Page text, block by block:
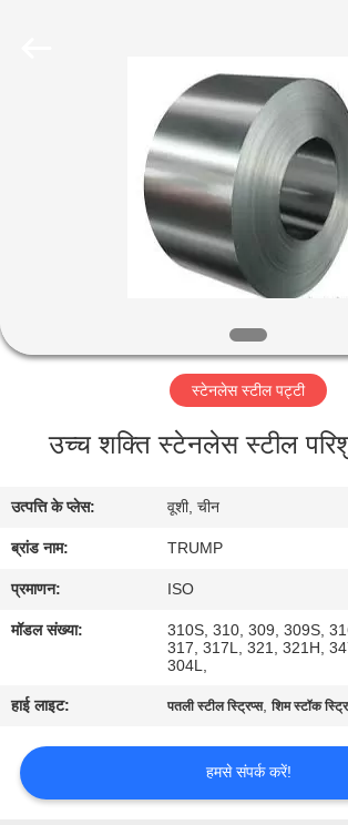
हमारे
बारे
का
दौरा
गुणवत्ता
संपर्क
करें
स्टेनलेस स्टील पट्टी
उच्च शक्ति स्टेनलेस स्टील
उत्पत्ति के प्लेस: वूशी, चीन
ब्रांड नाम: TRUMP
प्रमाणन: ISO
मॉडल संख्या:
310S, 310, 309, 309S,
317, 317L, 321, 321H,
304L,
हाई लाइट: पतली स्टील स्ट्रिप्स,शिम स्टॉक
हमसे संपर्क करें!